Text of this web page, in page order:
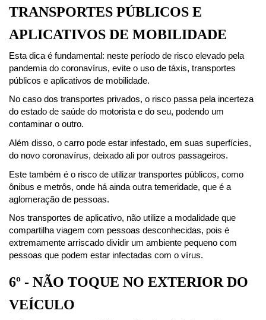
TRANSPORTES PÚBLICOS E
APLICATIVOS DE MOBILIDADE
Esta dica é fundamental: neste período de risco elevado pela
pandemia do coronavírus, evite o uso de táxis, transportes
públicos e aplicativos de mobilidade.
No caso dos transportes privados, o risco passa pela incerteza
do estado de saúde do motorista e do seu, podendo um
contaminar o outro.
Além disso, o carro pode estar infestado, em suas superfícies,
do novo coronavírus, deixado ali por outros passageiros.
Este também é o risco de utilizar transportes públicos, como
ônibus e metrôs, onde há ainda outra temeridade, que é a
aglomeração de pessoas.
Nos transportes de aplicativo, não utilize a modalidade que
compartilha viagem com pessoas desconhecidas, pois é
extremamente arriscado dividir um ambiente pequeno com
pessoas que podem estar infectadas com o vírus.
6º - NÃO TOQUE NO EXTERIOR DO
VEÍCULO